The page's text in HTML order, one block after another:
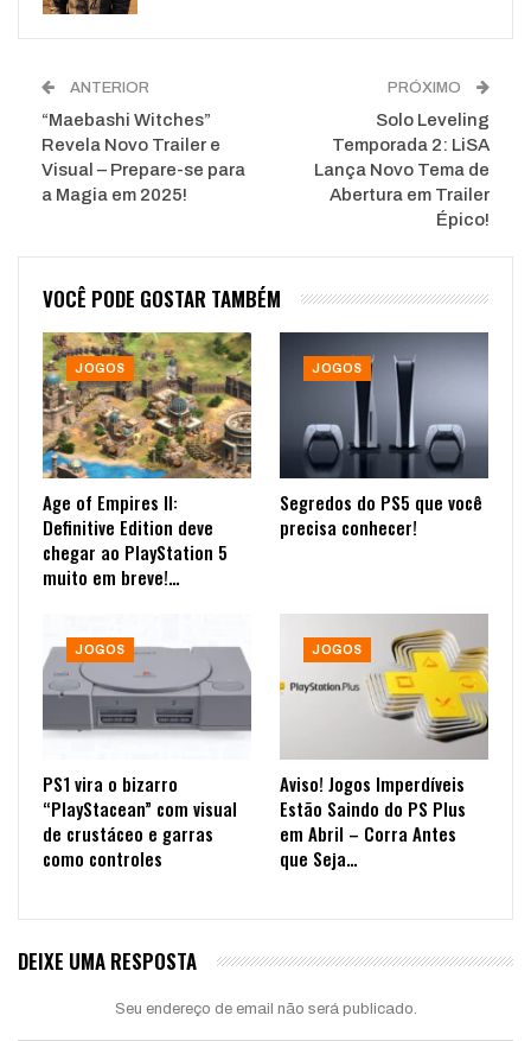
ANTERIOR
“Maebashi Witches”
Revela Novo Trailer e
Visual – Prepare-se para
a Magia em 2025!
PRÓXIMO
Solo Leveling
Temporada 2: LiSA
Lança Novo Tema de
Abertura em Trailer
Épico!
VOCÊ PODE GOSTAR TAMBÉM
JOGOS
Age of Empires II:
Definitive Edition deve
chegar ao PlayStation 5
muito em breve!…
JOGOS
Segredos do PS5 que você
precisa conhecer!
JOGOS
PS1 vira o bizarro
“PlayStacean” com visual
de crustáceo e garras
como controles
JOGOS
Aviso! Jogos Imperdíveis
Estão Saindo do PS Plus
em Abril – Corra Antes
que Seja…
DEIXE UMA RESPOSTA
Seu endereço de email não será publicado.